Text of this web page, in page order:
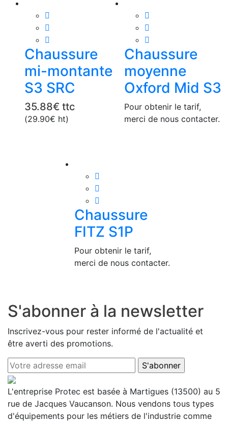
produit
plusieurs
variations.
options
peuvent
être
choisies
sur
Chaussure
mi-montante
S3 SRC
35.88€ ttc
(29.90€ ht)
Chaussure
moyenne
Oxford Mid S3
Pour obtenir le tarif,
merci de nous contacter.
Chaussure
FITZ S1P
Pour obtenir le tarif,
merci de nous contacter.
S'abonner à la newsletter
Inscrivez-vous pour rester informé de l'actualité et
être averti des promotions.
L'entreprise Protec est basée à Martigues (13500) au 5
rue de Jacques Vaucanson. Nous vendons tous types
d'équipements pour les métiers de l'industrie comme